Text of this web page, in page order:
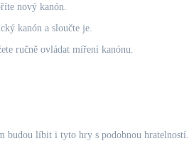
nový kanón.
kanón a sloučte je.
ručně ovládat míření kanónu.
budou líbit i tyto hry s podobnou hratelností.